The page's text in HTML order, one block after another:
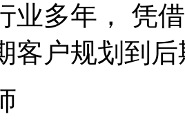
业多年， 凭
客户规划到